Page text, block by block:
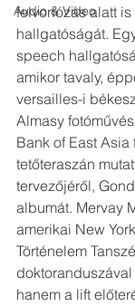
Audio & Video
felvonózás alatt
hallgatóságát.
speech
amikor tavaly,
versailles-i
Almasy
Bank of East Asia
tetőteraszán
tervezőjéről,
albumát. Mervay
amerikai New
Történelem
hanem a lift